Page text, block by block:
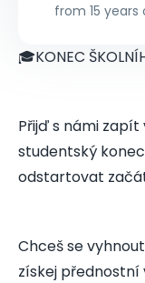
from 15 years
🎓KONEC
Přijď s námi
studentský
odstartovat
Chceš se
získej přednostní